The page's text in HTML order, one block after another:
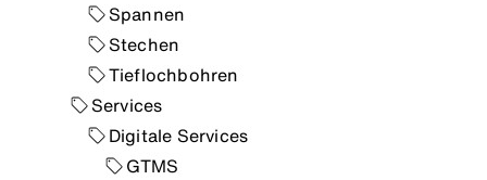
Spannen
Stechen
Tieflochbohren
Services
Digitale Services
GTMS